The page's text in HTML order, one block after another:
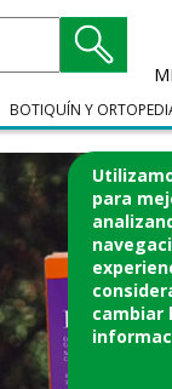
para
cambiar
BOTIQUÍN Y